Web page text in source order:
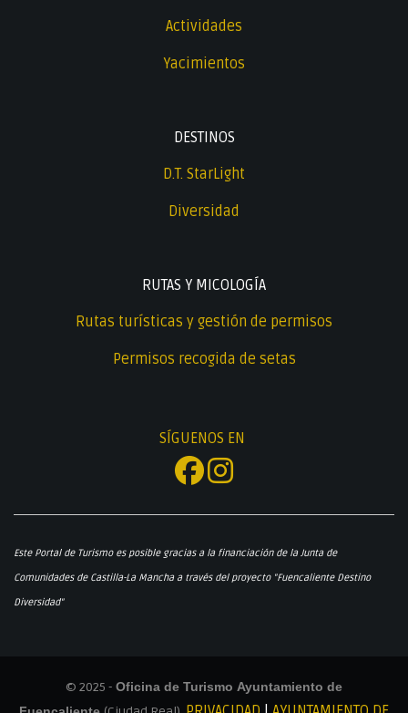
Actividades
Yacimientos
DESTINOS
D.T. StarLight
Diversidad
RUTAS Y MICOLOGÍA
Rutas turísticas y gestión de permisos
Permisos recogida de setas
SÍGUENOS EN
Este Portal de Turismo es posible gracias a la financiación de la Junta de
Comunidades de Castilla-La Mancha a través del proyecto "Fuencaliente Destino
Diversidad"
© 2025 - Oficina de Turismo Ayuntamiento de